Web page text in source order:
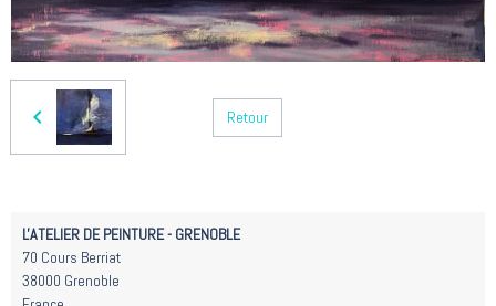
Retour
L'ATELIER DE PEINTURE - GRENOBLE
70 Cours Berriat
38000 Grenoble